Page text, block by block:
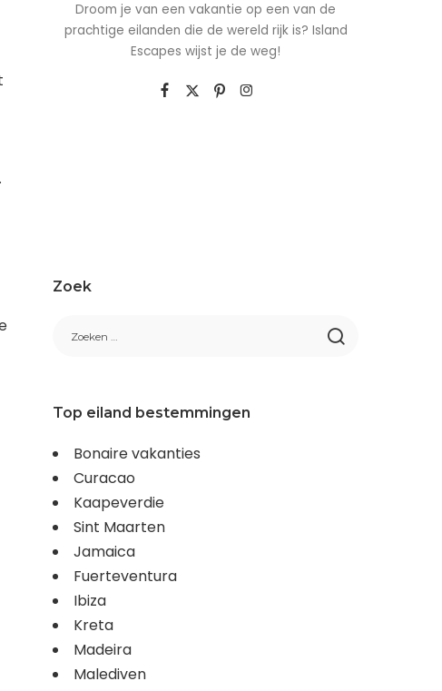
Droom je van een vakantie op een van de
prachtige eilanden die de wereld rijk is? Island
Escapes wijst je de weg!
Zoek
Top eiland bestemmingen
Bonaire vakanties
Curacao
Kaapeverdie
Sint Maarten
Jamaica
Fuerteventura
Ibiza
Kreta
Madeira
Malediven